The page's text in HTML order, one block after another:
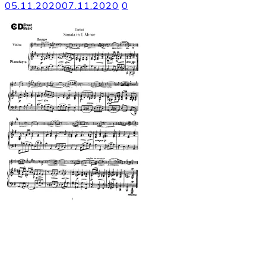
05.11.202007.11.2020 0